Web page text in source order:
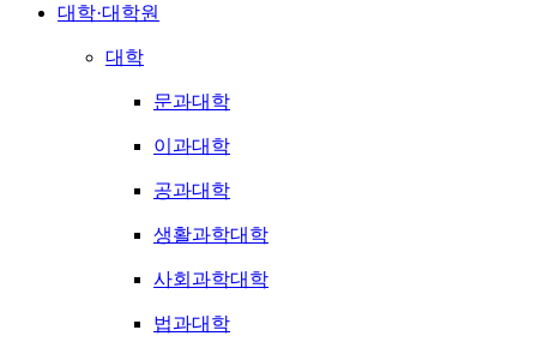
대학·대학원
대학
문과대학
이과대학
공과대학
생활과학대학
사회과학대학
법과대학